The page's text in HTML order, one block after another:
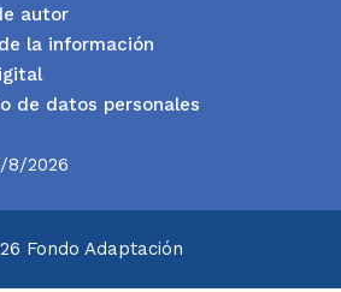
autor
la información
de datos personales
8/2026
Fondo Adaptación